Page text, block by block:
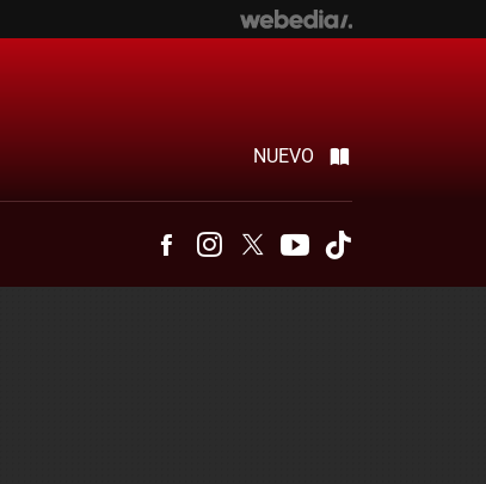
NUEVO
FacebookInstagram
Twitter Youtube